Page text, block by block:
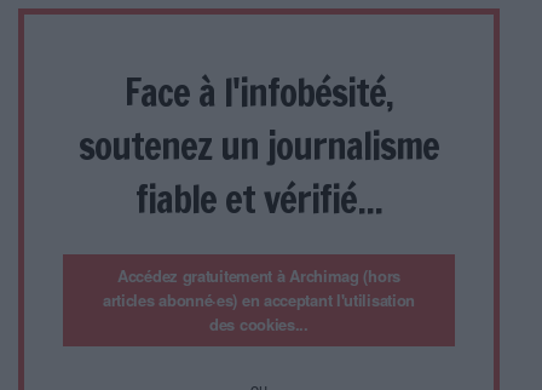
Face à l'infobésité,
soutenez un journalisme
fiable et vérifié...
Accédez gratuitement à Archimag (hors
articles abonné·es) en acceptant l'utilisation
des cookies...